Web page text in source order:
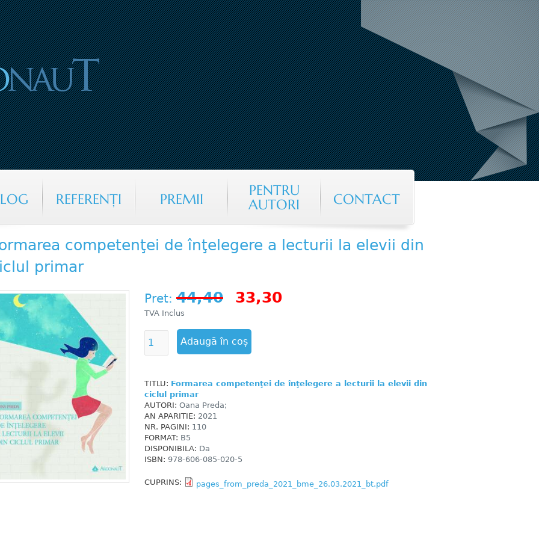
Jump to navigation
REFERENŢI PREMII
PENTRU
AUTORI
CONTACT
competenţei de înţelegere a lecturii la elevii din
primar
Pret: 44,40 33,30
TVA Inclus
TITLU: Formarea competenţei de înţelegere a lecturii la elevii din
ciclul primar
AUTORI: Oana Preda;
AN APARITIE: 2021
NR. PAGINI: 110
FORMAT: B5
DISPONIBILA: Da
ISBN: 978-606-085-020-5
CUPRINS: pages_from_preda_2021_bme_26.03.2021_bt.pdf